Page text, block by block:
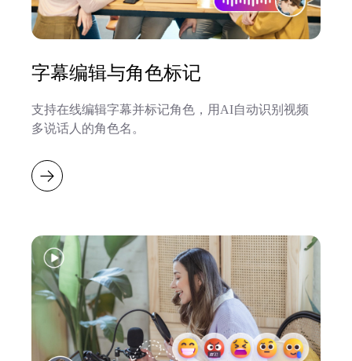
字幕编辑与角色标记
支持在线编辑字幕并标记角色，用AI自动识别视频
多说话人的角色名。